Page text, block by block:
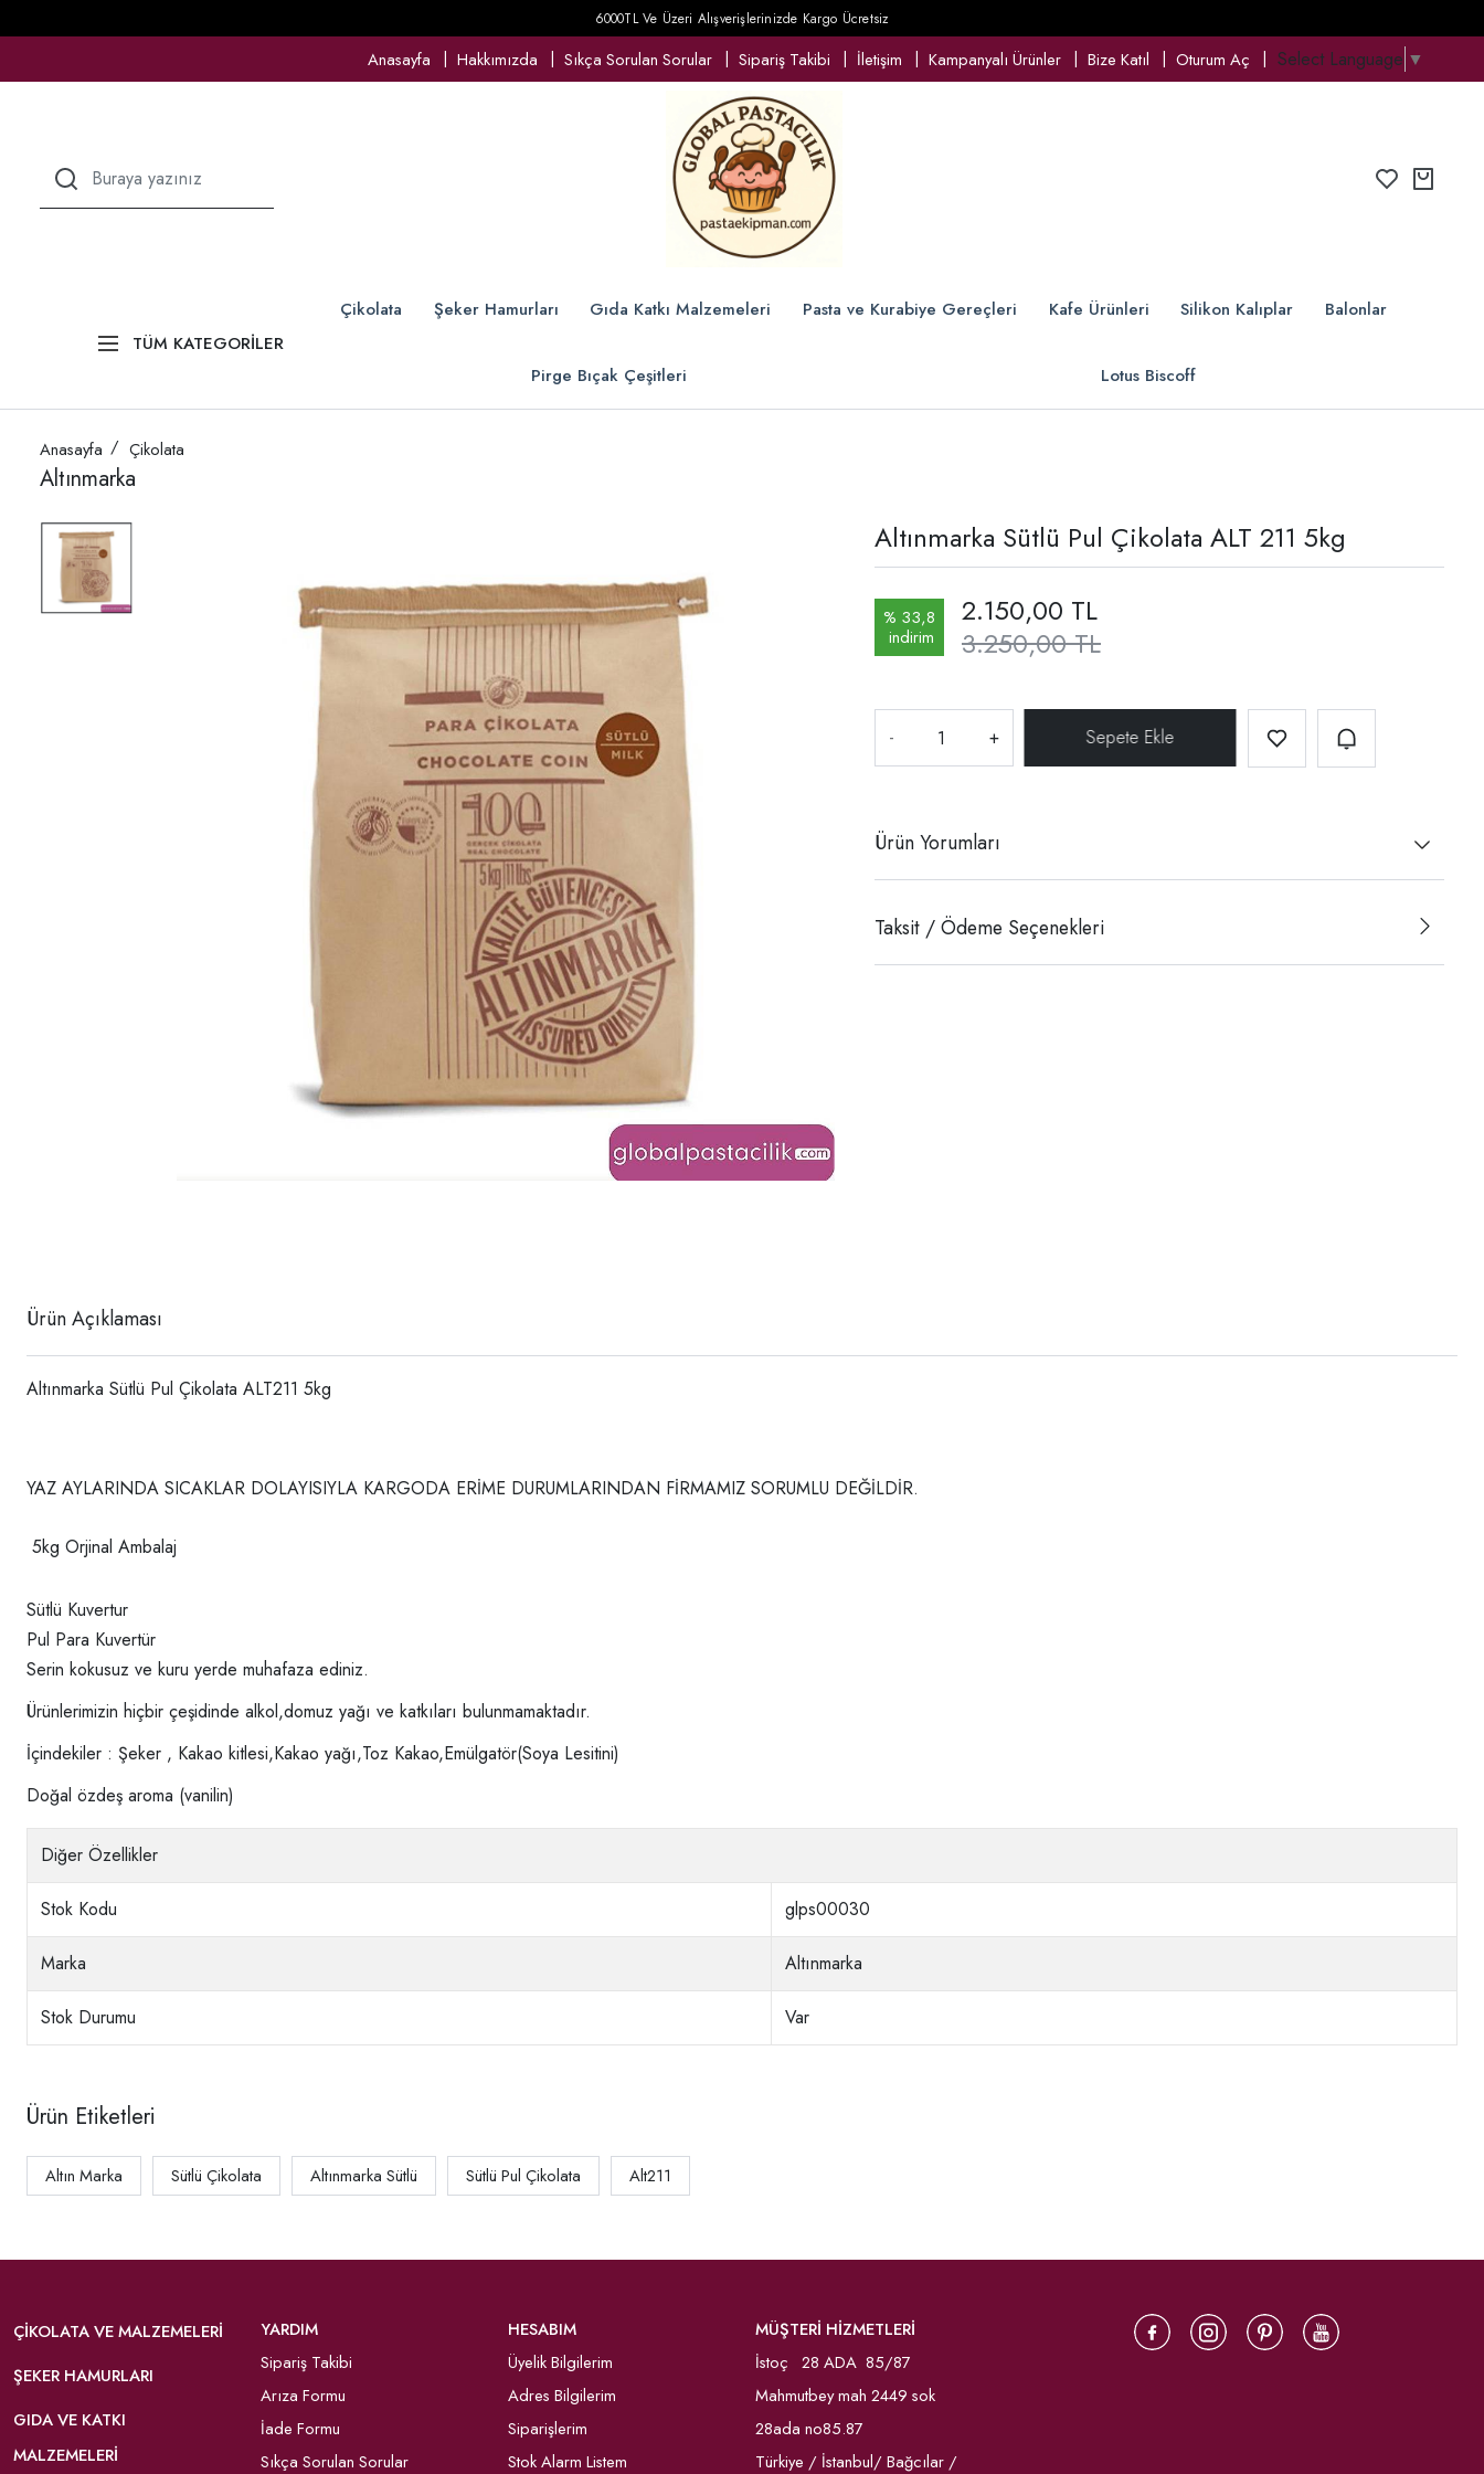
6000TL Ve Üzeri Alışverişlerinizde Kargo Ücretsiz
Anasayfa Hakkımızda Sıkça Sorulan Sorular Sipariş Takibi İletişim Kampanyalı Ürünler Bize Katıl Oturum Aç Select Language ▼
TÜM KATEGORİLER
Çikolata Şeker Hamurları Gıda Katkı Malzemeleri Pasta ve Kurabiye Gereçleri Kafe Ürünleri Silikon Kalıplar Balonlar
Pirge Bıçak Çeşitleri Lotus Biscoff
Anasayfa Çikolata
Altınmarka
Altınmarka Sütlü Pul Çikolata ALT 211 5kg
% 33,8
indirim
3.250,00 TL
2.150,00 TL
- +
Ürün Yorumları
Taksit / Ödeme Seçenekleri
Ürün Açıklaması
Altınmarka Sütlü Pul Çikolata ALT211 5kg
YAZ AYLARINDA SICAKLAR DOLAYISIYLA KARGODA ERİME DURUMLARINDAN FİRMAMIZ SORUMLU DEĞİLDİR.
5kg Orjinal Ambalaj
Sütlü Kuvertur
Pul Para Kuvertür
Serin kokusuz ve kuru yerde muhafaza ediniz.
Ürünlerimizin hiçbir çeşidinde alkol,domuz yağı ve katkıları bulunmamaktadır.
İçindekiler : Şeker , Kakao kitlesi,Kakao yağı,Toz Kakao,Emülgatör(Soya Lesitini)
Doğal özdeş aroma (vanilin)
Diğer Özellikler
Stok Kodu glps00030
Marka Altınmarka
Stok Durumu Var
Ürün Etiketleri
Altın Marka Sütlü Çikolata Altınmarka Sütlü Sütlü Pul Çikolata Alt211
ÇIKOLATA VE MALZEMELERI
ŞEKER HAMURLARI
GIDA VE KATKI
MALZEMELERI
YARDIM
Sipariş Takibi
Arıza Formu
İade Formu
Sıkça Sorulan Sorular
HESABIM
Üyelik Bilgilerim
Adres Bilgilerim
Siparişlerim
Stok Alarm Listem
MÜŞTERİ HİZMETLERİ
İstoç 28 ADA 85/87
Mahmutbey mah 2449 sok
28ada no85.87
Türkiye / İstanbul/ Bağcılar /